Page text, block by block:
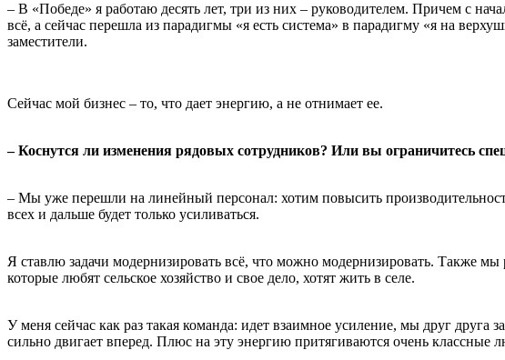
– В «Победе» я работаю десять лет, три из них – руководителем. Причем с
всё, а сейчас перешла из парадигмы «я есть система» в парадигму «я на
заместители.
Сейчас мой бизнес – то, что дает энергию, а не отнимает ее.
– Коснутся ли изменения рядовых сотрудников? Или вы ограничитесь
– Мы уже перешли на линейный персонал: хотим повысить
всех и дальше будет только усиливаться.
Я ставлю задачи модернизировать всё, что можно модернизировать. Также
которые любят сельское хозяйство и свое дело, хотят жить в селе.
У меня сейчас как раз такая команда: идет взаимное усиление, мы друг
сильно двигает вперед. Плюс на эту энергию притягиваются очень классные